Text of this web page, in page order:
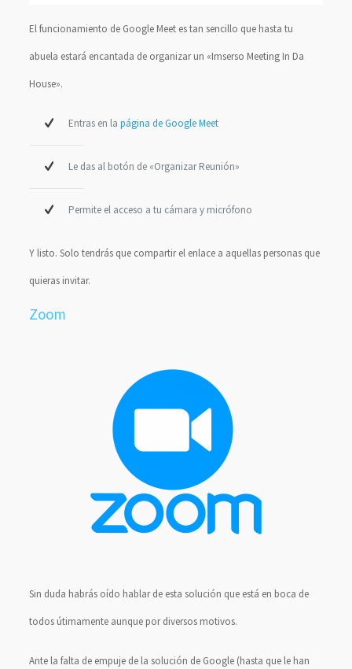
El funcionamiento de Google Meet es tan sencillo que hasta tu
abuela estará encantada de organizar un «Imserso Meeting In Da
House».
Entras en la página de Google Meet
Le das al botón de «Organizar Reunión»
Permite el acceso a tu cámara y micrófono
Y listo. Solo tendrás que compartir el enlace a aquellas personas que
quieras invitar.
Zoom
Sin duda habrás oído hablar de esta solución que está en boca de
todos útimamente aunque por diversos motivos.
Ante la falta de empuje de la solución de Google (hasta que le han